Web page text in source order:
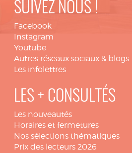
SUIVEZ NOUS !
Facebook
Instagram
Youtube
Autres réseaux sociaux & blogs
Les infolettres
LES + CONSULTÉS
Les nouveautés
Horaires et fermetures
Nos sélections thématiques
Prix des lecteurs 2026